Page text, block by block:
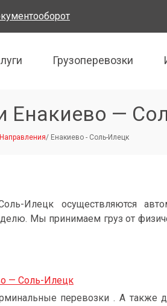
Грузоперевозки
Енакиево —
Направления/ Енакиево - Соль-Илецк
Илецк осуществляются
Мы принимаем груз от
— Соль-Илецк
перевозки . А также